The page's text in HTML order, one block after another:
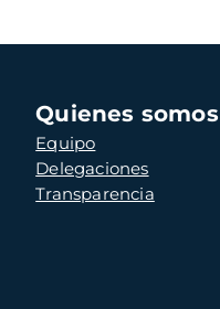
Navegación
principal
Quienes somos
Equipo
Delegaciones
Transparencia